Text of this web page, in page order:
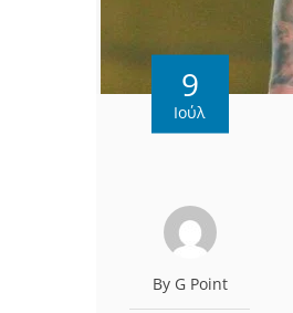
9
Ιούλ
By G Point